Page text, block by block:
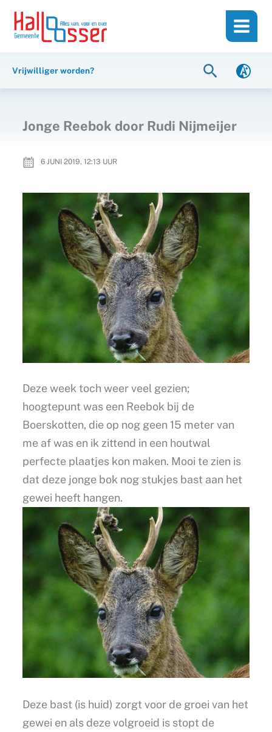
inhoud
naar
Vrijwilliger worden? Zoeken
Jonge Reebok door Rudi Nijmeijer
6 JUNI 2019, 12:13 UUR
Deze week toch weer veel gezien;
hoogtepunt was een Reebok bij de
Boerskotten, die op nog geen 15 meter van
me af was en ik zittend in een houtwal
perfecte plaatjes kon maken. Mooi te zien is
dat deze jonge bok nog stukjes bast aan het
gewei heeft hangen.
Deze bast (is huid) zorgt voor de groei van het
gewei en als deze volgroeid is stopt de